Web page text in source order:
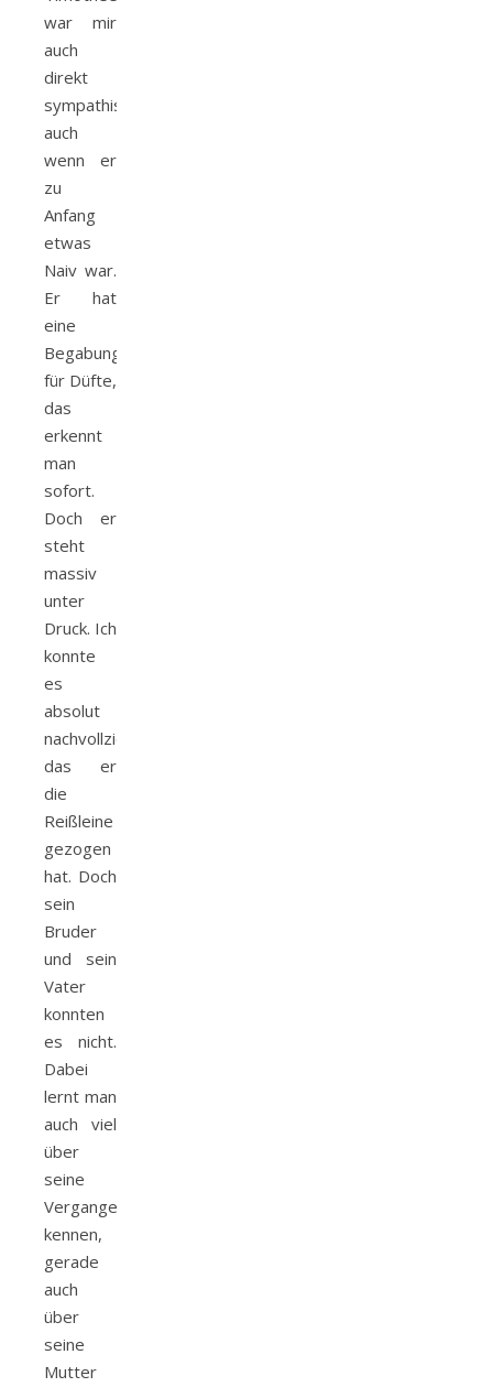
war mir
auch
direkt
sympathisch,
auch
wenn er
zu
Anfang
etwas
Naiv war.
Er hat
eine
Begabung
für Düfte,
das
erkennt
man
sofort.
Doch er
steht
massiv
unter
Druck. Ich
konnte
es
absolut
nachvollziehen
das er
die
Reißleine
gezogen
hat. Doch
sein
Bruder
und sein
Vater
konnten
es nicht.
Dabei
lernt man
auch viel
über
seine
Vergangenheit
kennen,
gerade
auch
über
seine
Mutter